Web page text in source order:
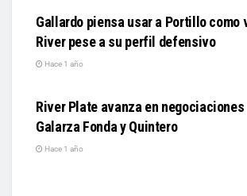
Gallardo piensa usar a Portillo como
River pese a su perfil defensivo
Hace 1 año
River Plate avanza en
Galarza Fonda y Quintero
Hace 1 año